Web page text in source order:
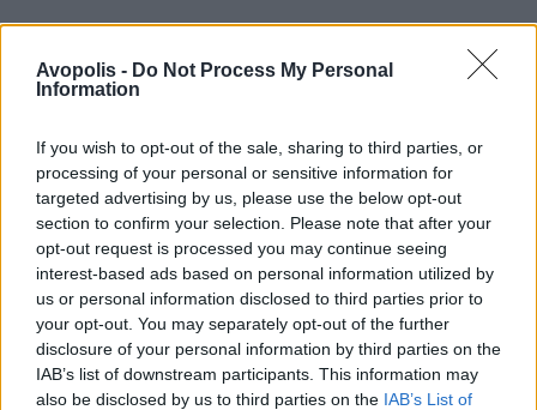
Avopolis - Do Not Process My Personal
Information
If you wish to opt-out of the sale, sharing to third parties, or
processing of your personal or sensitive information for
targeted advertising by us, please use the below opt-out
section to confirm your selection. Please note that after your
opt-out request is processed you may continue seeing
interest-based ads based on personal information utilized by
us or personal information disclosed to third parties prior to
your opt-out. You may separately opt-out of the further
disclosure of your personal information by third parties on the
IAB’s list of downstream participants. This information may
also be disclosed by us to third parties on the IAB’s List of